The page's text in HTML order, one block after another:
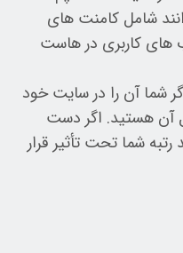
شامل کامنت های
کاربری در هاست
شما آن را در سایت خود
آن هستید. اگر دست
رتبه شما تحت تأثیر قرار